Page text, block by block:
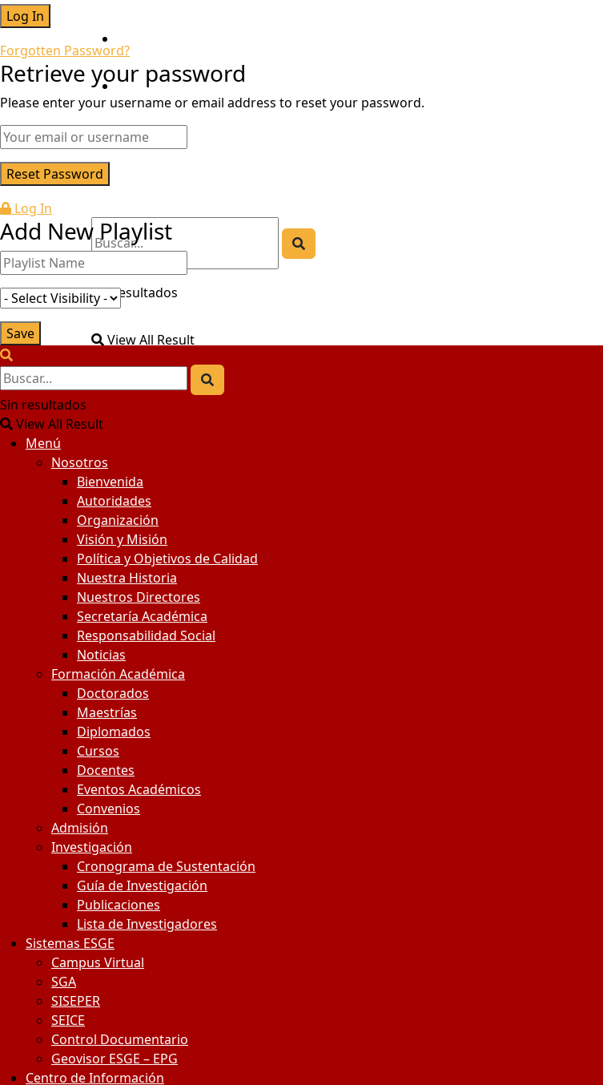
Certificaciones
Mesa De Partes
Sin resultados
View All Result
Forgotten Password?
Retrieve your password
Please enter your username or email address to reset your password.
Log In
Add New Playlist
Sin resultados
View All Result
Menú
Nosotros
Bienvenida
Autoridades
Organización
Visión y Misión
Política y Objetivos de Calidad
Nuestra Historia
Nuestros Directores
Secretaría Académica
Responsabilidad Social
Noticias
Formación Académica
Doctorados
Maestrías
Diplomados
Cursos
Docentes
Eventos Académicos
Convenios
Admisión
Investigación
Cronograma de Sustentación
Guía de Investigación
Publicaciones
Lista de Investigadores
Sistemas ESGE
Campus Virtual
SGA
SISEPER
SEICE
Control Documentario
Geovisor ESGE – EPG
Centro de Información